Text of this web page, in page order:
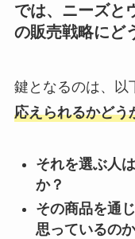
では、ニーズと
の販売戦略にど
鍵となるのは、以
応えられるかどう
それを選ぶ人
か？
その商品を通
思っているの